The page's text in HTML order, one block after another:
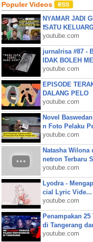
Populer Videos
NYAMAR JADI
❗SATU
youtube.com
jurnalrisa #87 -
IDAK BOLEH
youtube.com
EPISODE
DALANG PELO
youtube.com
Novel
n Foto Pelaku
youtube.com
Natasha
netron Terbaru
youtube.com
Lyodra -
cial Lyric Vide...
youtube.com
Penampakan
di Tangerang
youtube.com